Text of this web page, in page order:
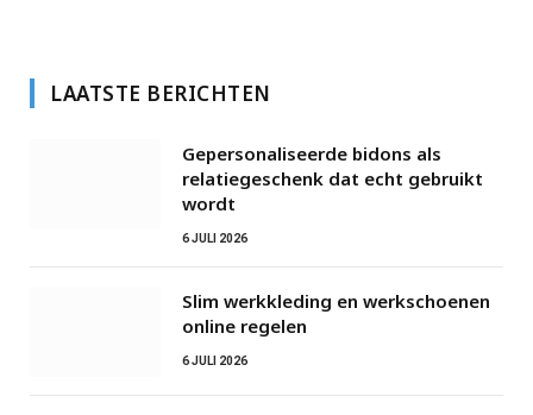
LAATSTE BERICHTEN
Gepersonaliseerde bidons als
relatiegeschenk dat echt gebruikt
wordt
6 JULI 2026
Slim werkkleding en werkschoenen
online regelen
6 JULI 2026